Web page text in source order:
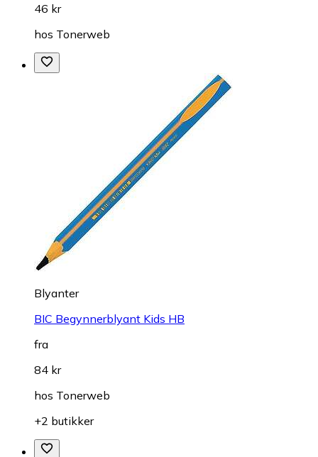
46 kr
hos Tonerweb
Blyanter
BIC Begynnerblyant Kids HB
fra
84 kr
hos Tonerweb
+2 butikker